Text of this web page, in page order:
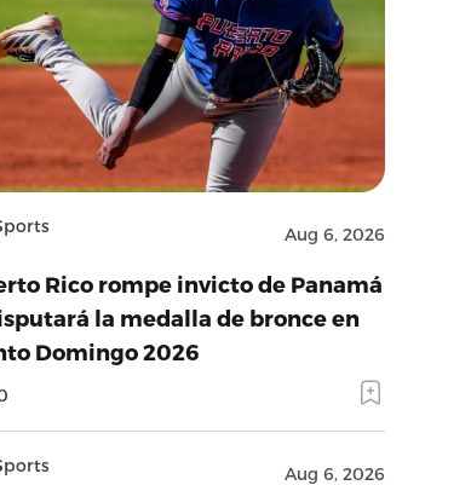
Aug 6, 2026
Rico rompe invicto de Panamá
la medalla de bronce en
Domingo 2026
Aug 6, 2026